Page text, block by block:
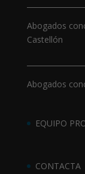
Abogados
Castellón
Abogados
EQUIPO
CONTACTA